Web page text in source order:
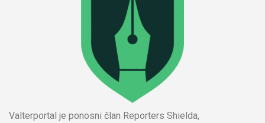
Valterportal je ponosni član Reporters Shielda,